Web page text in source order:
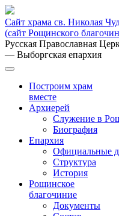
Сайт храма св. Николая
(сайт Рощинского
Русская Православная
— Выборгская епархия
Построим храм
вместе
Архиерей
Служение в
Биография
Епархия
Официальные
Структура
История
Рощинское
благочиние
Документы